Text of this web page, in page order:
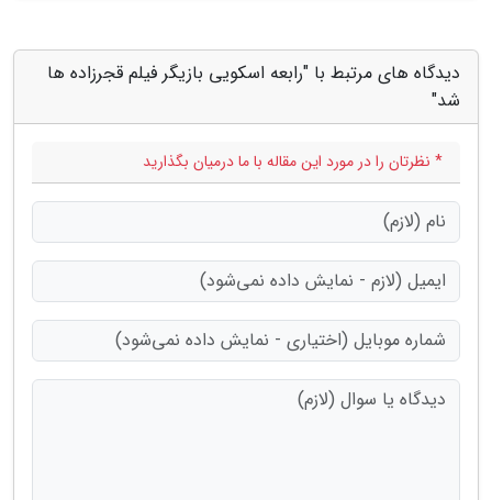
دیدگاه های مرتبط با "رابعه اسکویی بازیگر فیلم قجرزاده ها
شد"
* نظرتان را در مورد این مقاله با ما درمیان بگذارید